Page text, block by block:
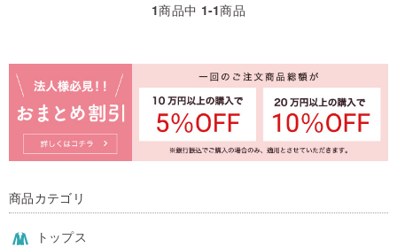
1商品中 1-1商品
商品カテゴリ
トップス